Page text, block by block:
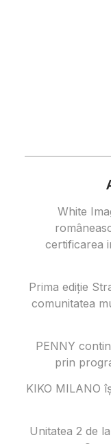
White
certificarea
Prima ediție
comunitatea
PENNY
prin
KIKO MILANO
Unitatea 2 de